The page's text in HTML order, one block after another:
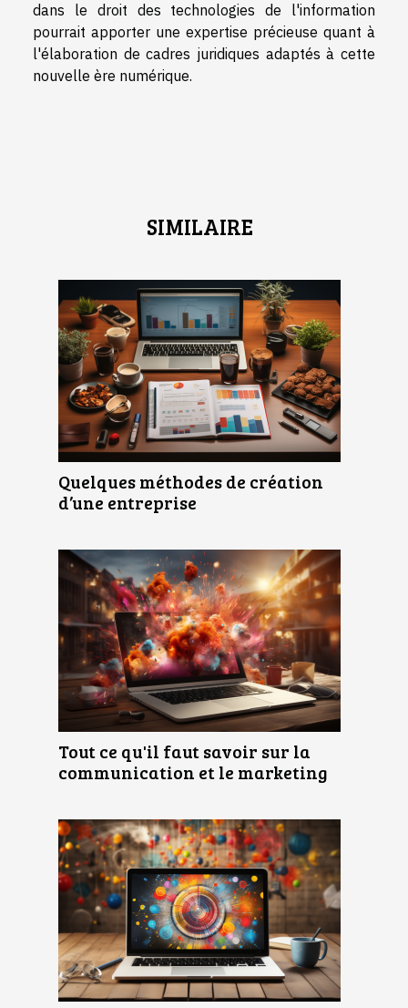
dans le droit des technologies de l'information
pourrait apporter une expertise précieuse quant à
l'élaboration de cadres juridiques adaptés à cette
nouvelle ère numérique.
SIMILAIRE
Quelques méthodes de création
d’une entreprise
Tout ce qu'il faut savoir sur la
communication et le marketing